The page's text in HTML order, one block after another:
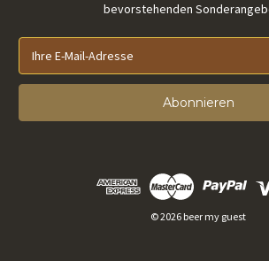
bevorstehenden
M
i
© 2026 beer my guest